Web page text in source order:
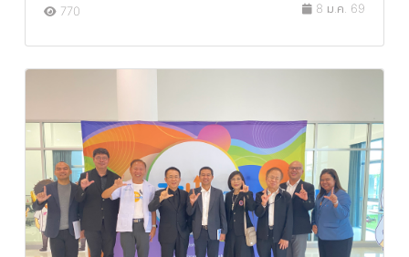
770 8 ม.ค. 69